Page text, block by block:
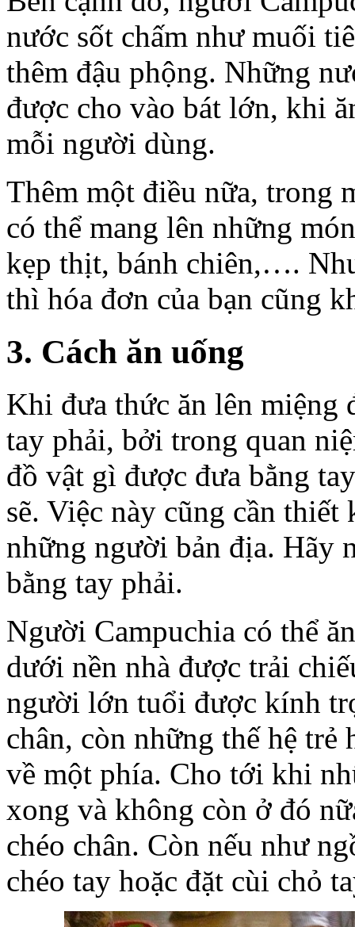
nước sốt chấm như muối
thêm đậu phộng. Những
được cho vào bát lớn, khi
mỗi người dùng.
Thêm một điều nữa, trong
có thể mang lên những
kẹp thịt, bánh chiên,….
thì hóa đơn của bạn cũng
3. Cách ăn uống
Khi đưa thức ăn lên miệng
tay phải, bởi trong quan
đồ vật gì được đưa bằng
sẽ. Việc này cũng cần
những người bản địa. Hãy
bằng tay phải.
Người Campuchia có thể
dưới nền nhà được trải
người lớn tuổi được kính
chân, còn những thế hệ
về một phía. Cho tới khi
xong và không còn ở đó
chéo chân. Còn nếu như
chéo tay hoặc đặt cùi chỏ